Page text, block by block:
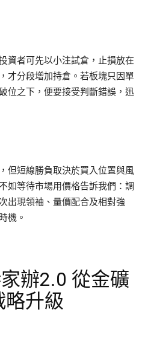
資者可先以小注試倉，止損放在
才分段增加持倉。若板塊只因單
位之下，便要接受判斷錯誤，迅
但短線勝負取決於買入位置與風
如等待市場用價格告訴我們：調
出現領袖、量價配合及相對強
機。
辦2.0 從金礦
略升級